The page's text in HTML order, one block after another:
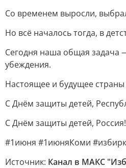
Со временем выросли,
Но всё началось тогда, в
Сегодня наша общая задача
убеждения.
Настоящее и будущее
С Днём защиты детей,
С Днём защиты детей, Россия!
#1июня #1июняКоми
Источник: Канал в МАКС